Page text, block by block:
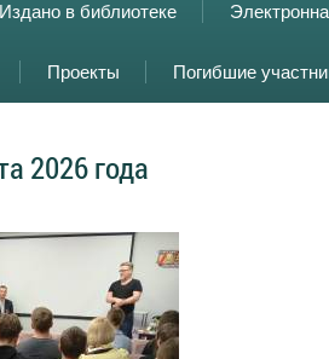
Издано в библиотеке
Проекты Погибшие
2026 года